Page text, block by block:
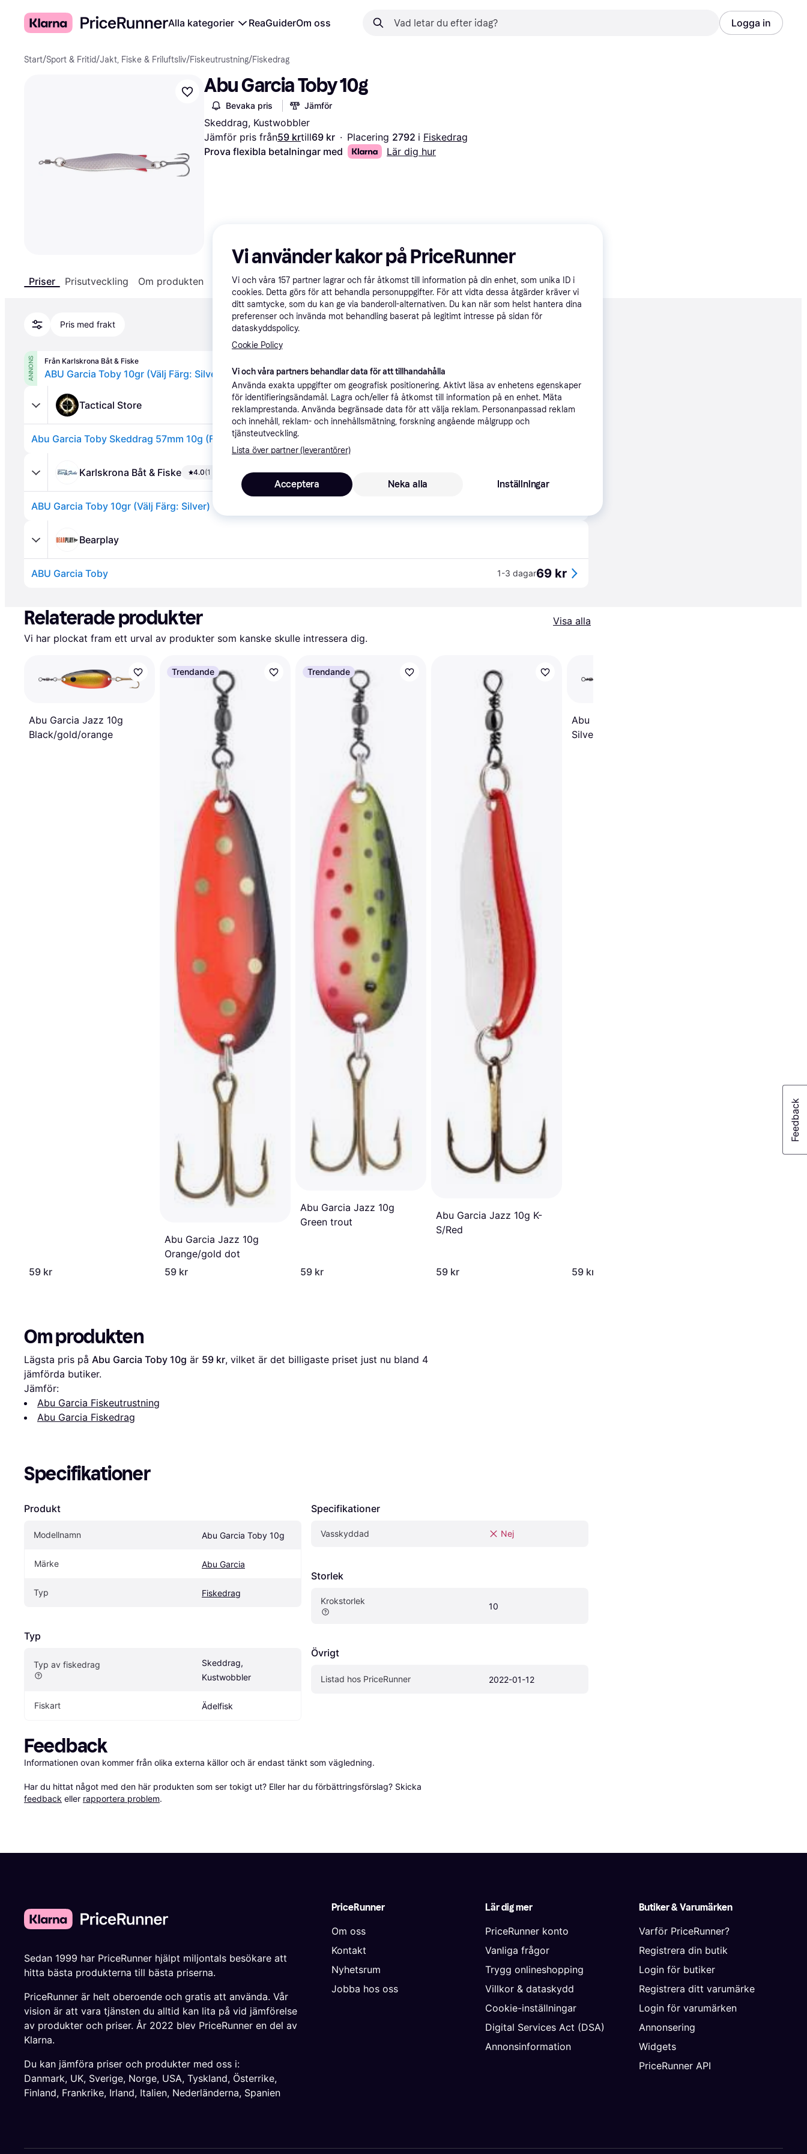
Alla kategorier ReaGuiderOm oss Logga in
Start/Sport & Fritid/Jakt, Fiske & Friluftsliv/Fiskeutrustning/Fiskedrag
Abu Garcia Toby 10g
Bevaka pris Jämför
Skeddrag, Kustwobbler
Jämför pris från59 krtill69 kr · Placering 2792 i Fiskedrag
Prova flexibla betalningar med
Lär dig hur
Priser Prisutveckling Om produkten Specifikationer
Pris med frakt
ANNONS Från Karlskrona Båt & Fiske
ABU Garcia Toby 10gr (Välj Färg: Silver)
Tactical Store
Abu Garcia Toby Skeddrag 57mm 10g (Färg: Silver)
Karlskrona Båt & Fiske 4.0(1 betyg)
ABU Garcia Toby 10gr (Välj Färg: Silver)
Bearplay
ABU Garcia Toby 1-3 dagar69 kr
Relaterade produkter
Visa alla
Vi har plockat fram ett urval av produkter som kanske skulle intressera dig.
Abu Garcia Jazz 10g
Black/gold/orange
59 kr
Trendande
Abu Garcia Jazz 10g
Orange/gold dot
59 kr
Trendande
Abu Garcia Jazz 10g
Green trout
59 kr
Abu Garcia Jazz 10g K-
S/Red
59 kr
Abu Garcia Jazz 10g
Silver/red dot
59 kr
Om produkten
Lägsta pris på Abu Garcia Toby 10g är 59 kr, vilket är det billigaste priset just nu bland 4
jämförda butiker.
Jämför:
Abu Garcia Fiskeutrustning
Abu Garcia Fiskedrag
Specifikationer
Produkt
Modellnamn Abu Garcia Toby 10g
Märke Abu Garcia
Typ Fiskedrag
Typ
Typ av fiskedrag
Skeddrag,
Kustwobbler
Fiskart Ädelfisk
Specifikationer
Vasskyddad Nej
Storlek
Krokstorlek
10
Övrigt
Listad hos PriceRunner 2022-01-12
Feedback
Informationen ovan kommer från olika externa källor och är endast tänkt som vägledning.
Har du hittat något med den här produkten som ser tokigt ut? Eller har du förbättringsförslag? Skicka
feedback eller rapportera problem.
PriceRunner
Om oss
Kontakt
Nyhetsrum
Jobba hos oss
Lär dig mer
PriceRunner konto
Vanliga frågor
Trygg onlineshopping
Villkor & dataskydd
Cookie-inställningar
Digital Services Act (DSA)
Annonsinformation
Butiker & Varumärken
Varför PriceRunner?
Registrera din butik
Login för butiker
Registrera ditt varumärke
Login för varumärken
Annonsering
Widgets
PriceRunner API
Sedan 1999 har PriceRunner hjälpt miljontals besökare att
hitta bästa produkterna till bästa priserna.
PriceRunner är helt oberoende och gratis att använda. Vår
vision är att vara tjänsten du alltid kan lita på vid jämförelse
av produkter och priser. År 2022 blev PriceRunner en del av
Klarna.
Du kan jämföra priser och produkter med oss i:
Danmark, UK, Sverige, Norge, USA, Tyskland, Österrike,
Finland, Frankrike, Irland, Italien, Nederländerna, Spanien
Vi använder kakor på PriceRunner
Vi och våra 157 partner lagrar och får åtkomst till information på din enhet, som unika ID i
cookies. Detta görs för att behandla personuppgifter. För att vidta dessa åtgärder kräver vi
ditt samtycke, som du kan ge via banderoll-alternativen. Du kan när som helst hantera dina
preferenser och invända mot behandling baserat på legitimt intresse på sidan för
dataskyddspolicy.
Cookie Policy
Vi och våra partners behandlar data för att tillhandahålla
Använda exakta uppgifter om geografisk positionering. Aktivt läsa av enhetens egenskaper
för identifieringsändamål. Lagra och/eller få åtkomst till information på en enhet. Mäta
reklamprestanda. Använda begränsade data för att välja reklam. Personanpassad reklam
och innehåll, reklam- och innehållsmätning, forskning angående målgrupp och
tjänsteutveckling.
Lista över partner (leverantörer)
Neka alla
Acceptera Inställningar